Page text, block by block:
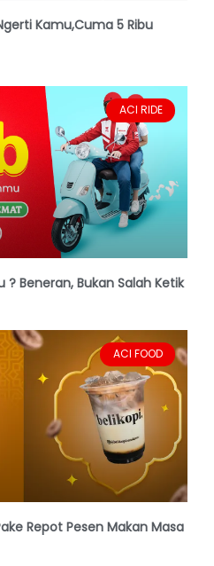
Kamu,Cuma 5 Ribu
ACI RIDE
? Beneran, Bukan Salah Ketik
ACI FOOD
Repot Pesen Makan Masa